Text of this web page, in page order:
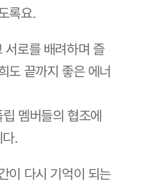
록요.
서로를 배려하며 즐
도 끝까지 좋은 에너
멤버들의 협조에
.
이 다시 기억이 되는